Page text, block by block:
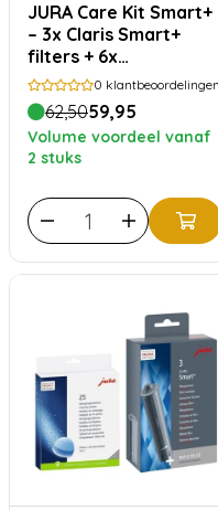
JURA Care Kit Smart+
– 3x Claris Smart+
filters + 6x
reinigingstabletten
0 klantbeoordelingen
62,5059,95
Volume voordeel vanaf
2 stuks